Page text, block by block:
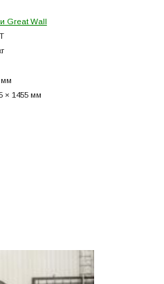
Great Wall
мм
× 1455 мм